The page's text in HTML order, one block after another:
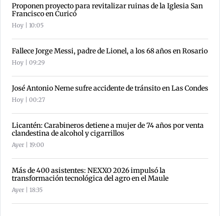
Proponen proyecto para revitalizar ruinas de la Iglesia San
Francisco en Curicó
Hoy | 10:05
Fallece Jorge Messi, padre de Lionel, a los 68 años en Rosario
Hoy | 09:29
José Antonio Neme sufre accidente de tránsito en Las Condes
Hoy | 00:27
Licantén: Carabineros detiene a mujer de 74 años por venta
clandestina de alcohol y cigarrillos
Ayer | 19:00
Más de 400 asistentes: NEXXO 2026 impulsó la
transformación tecnológica del agro en el Maule
Ayer | 18:35